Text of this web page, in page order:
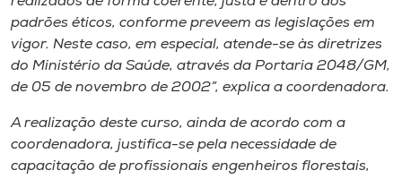
padrões éticos, conforme preveem as legislações em
vigor. Neste caso, em especial, atende-se às diretrizes
do Ministério da Saúde, através da Portaria 2048/GM,
de 05 de novembro de 2002”, explica a coordenadora.
A realização deste curso, ainda de acordo com a
coordenadora, justifica-se pela necessidade de
capacitação de profissionais engenheiros florestais,